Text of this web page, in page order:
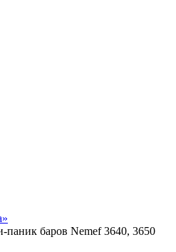
паник баров Nemef 3640, 3650